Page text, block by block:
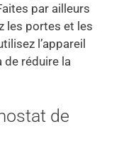
par ailleurs
les portes et les
l’appareil
réduire la
de